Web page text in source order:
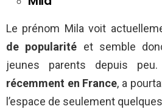
Le prénom Mila voit
de popularité et semble
jeunes parents depuis
récemment en France, a
l’espace de seulement